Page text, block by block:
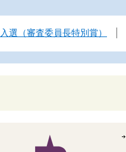
入選（審査委員長特別賞）